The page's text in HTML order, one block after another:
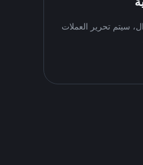
سيتم تحرير العملات